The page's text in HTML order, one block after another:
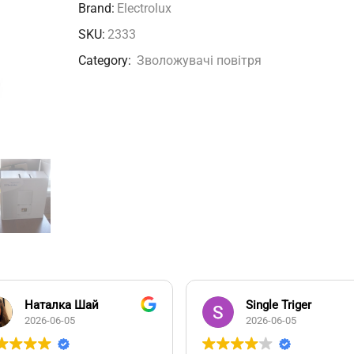
Brand: Electrolux
SKU: 2333
Category: Зволожувачі повітря
Наталка Шай
2026-06-05
Single Triger
2026-06-05